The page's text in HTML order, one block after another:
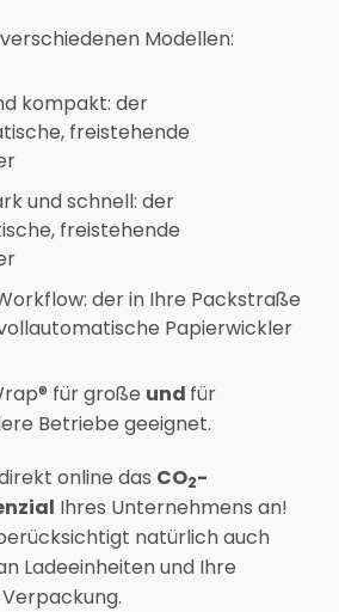
Modellen:
kompakt: der
freistehende
und schnell: der
freistehende
der in Ihre Packstraße
Papierwickler
für große und für
Betriebe geeignet.
online das CO2-
Ihres Unternehmens an!
natürlich auch
Ladeeinheiten und Ihre